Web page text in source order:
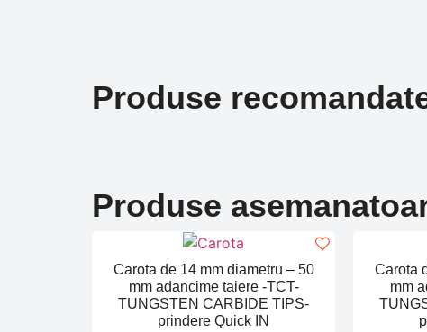
Produse
Produse
Carota de 14 mm diametru – 50
mm adancime taiere -TCT-
TUNGSTEN CARBIDE TIPS-
prindere Quick IN
Carota
mm